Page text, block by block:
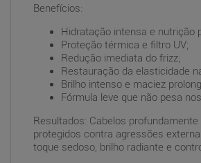
Benefícios:
Hidratação intensa e nutrição
Proteção térmica e filtro UV;
Redução imediata do frizz;
Restauração da elasticidade
Brilho intenso e maciez
Fórmula leve que não pesa
Resultados: Cabelos profundamente
protegidos contra agressões
toque sedoso, brilho radiante e